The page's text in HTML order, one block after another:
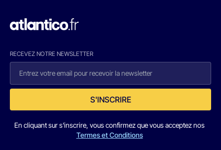
RECEVEZ NOTRE NEWSLETTER
S'INSCRIRE
En cliquant sur s'inscrire, vous confirmez que vous acceptez nos
Termes et Conditions